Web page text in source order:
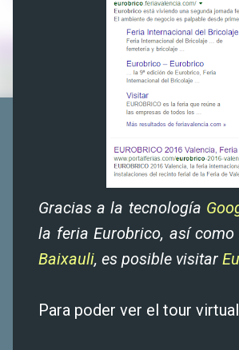
Gracias a la tecnología
la feria Eurobrico, así
Baixauli, es posible visitar
Para poder ver el tour